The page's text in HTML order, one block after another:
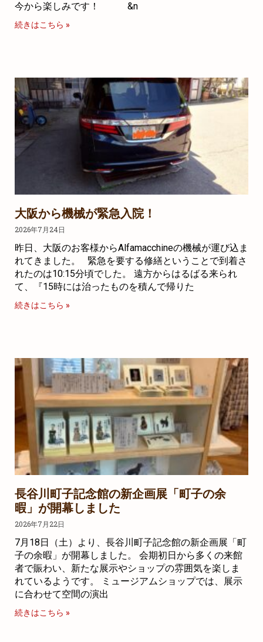
今から楽しみです！ &n
続きはこちら »
大阪から機械が緊急入院！
2026年7月24日
昨日、大阪のお客様からAlfamacchineの機械が運び込ま
れてきました。 緊急を要する修繕ということで到着さ
れたのは10:15分頃でした。 遠方からはるばる来られ
て、『15時には治ったものを積んで帰りた
続きはこちら »
長谷川町子記念館の新企画展「町子の余
暇」が開幕しました
2026年7月22日
7月18日（土）より、長谷川町子記念館の新企画展「町
子の余暇」が開幕しました。 会期初日から多くの来館
者で賑わい、新たな展示やショップの雰囲気を楽しま
れているようです。 ミュージアムショップでは、展示
に合わせて空間の演出
続きはこちら »